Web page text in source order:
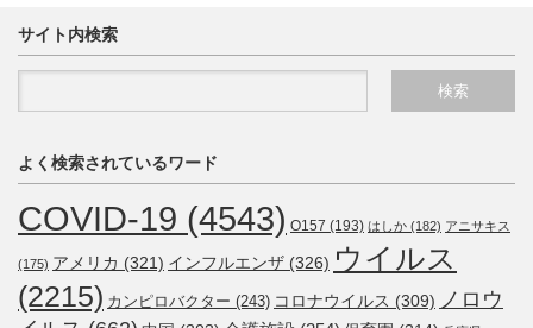
サイト内検索
よく検索されているワード
COVID-19 (4543) O157 (193) はしか (182) アニサキス
(175) アメリカ (321) インフルエンザ (326) ウイルス
(2215) カンピロバクター (243) コロナウイルス (309) ノロウ